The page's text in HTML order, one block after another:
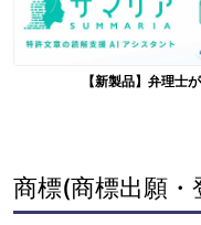
【新製品】弁理士
商標(商標出願